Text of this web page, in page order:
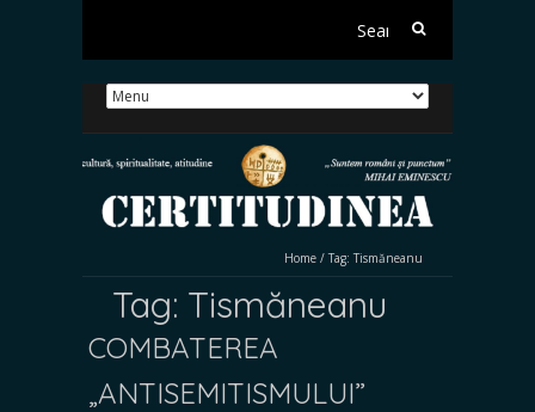
Search
Home / Tag: Tismăneanu
Tag: Tismăneanu
COMBATEREA
„ANTISEMITISMULUI”